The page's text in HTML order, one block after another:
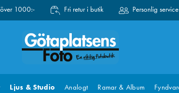
1000:- Fri retur i butik Personlig service
Ljus & Studio Analogt Ramar & Album